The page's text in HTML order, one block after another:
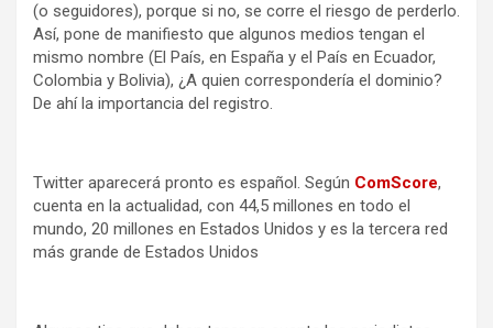
(o seguidores), porque si no, se corre el riesgo de perderlo.
Así, pone de manifiesto que algunos medios tengan el
mismo nombre (El País, en España y el País en Ecuador,
Colombia y Bolivia), ¿A quien correspondería el dominio?
De ahí la importancia del registro.
Twitter aparecerá pronto es español. Según ComScore,
cuenta en la actualidad, con 44,5 millones en todo el
mundo, 20 millones en Estados Unidos y es la tercera red
más grande de Estados Unidos